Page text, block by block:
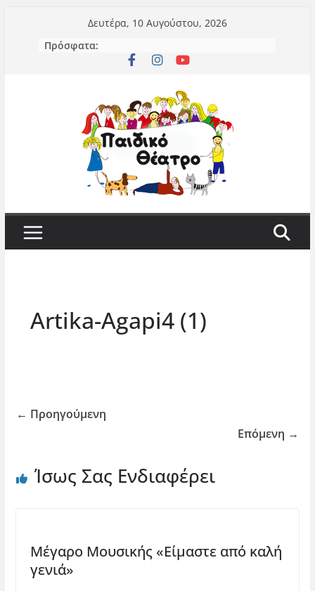
περιεχόμενο
Δευτέρα, 10 Αυγούστου, 2026
Πρόσφατα:
Artika-Agapi4 (1)
← Προηγούμενη
Επόμενη →
Ίσως Σας Ενδιαφέρει
Μέγαρο Μουσικής «Είμαστε από καλή
γενιά»